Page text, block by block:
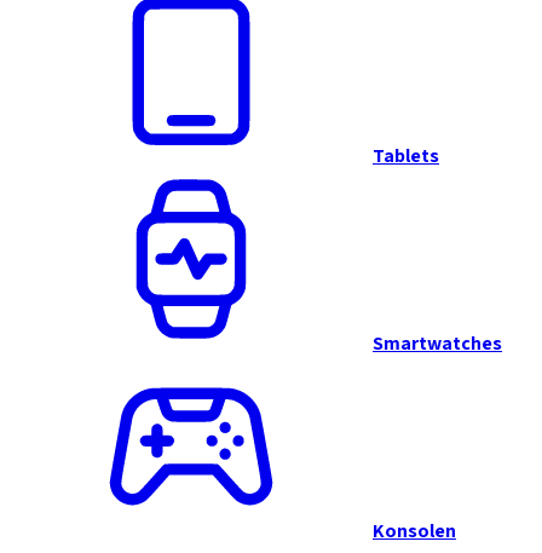
Tablets
Smartwatches
Konsolen